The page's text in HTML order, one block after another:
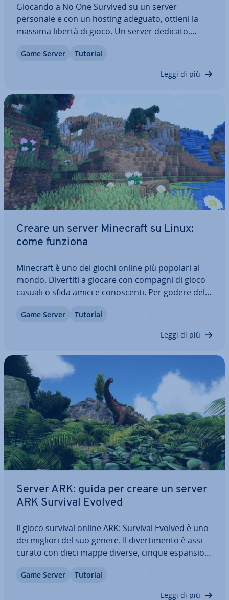
Giocando a No One Survived su un server
personale e con un hosting adeguato, ottieni la
massima libertà di gioco. Un server dedicato,
modi, ad esempio con­sen­ten­do il PvP o definendo
Game Server Tutorial
Leggi di più
Creare un server Minecraft su Linux:
come funziona
Minecraft è uno dei giochi online più popolari al
mondo. Divertiti a giocare con compagni di gioco
casuali o sfida amici e co­no­scen­ti. Per godere della
Minecraft dedicato. Su Linux lo installi co­mo­da­
Game Server Tutorial
Leggi di più
Server ARK: guida per creare un server
ARK Survival Evolved
Il gioco survival online ARK: Survival Evolved è uno
dei migliori del suo genere. Il di­ver­ti­men­to è as­si­
cu­ra­to con dieci mappe diverse, cinque espan­sio­ni
gioco a tema dinosauri. In questo articolo vi
Game Server Tutorial
Leggi di più